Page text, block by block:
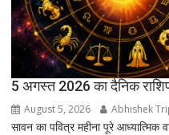
5 अगस्त 2026 का दैनिक
August 5, 2026 Abhishek
सावन का पवित्र महीना पूरे